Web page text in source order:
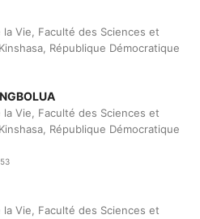
Vie, Faculté des Sciences et
République Démocratique
Vie, Faculté des Sciences et
République Démocratique
Vie, Faculté des Sciences et